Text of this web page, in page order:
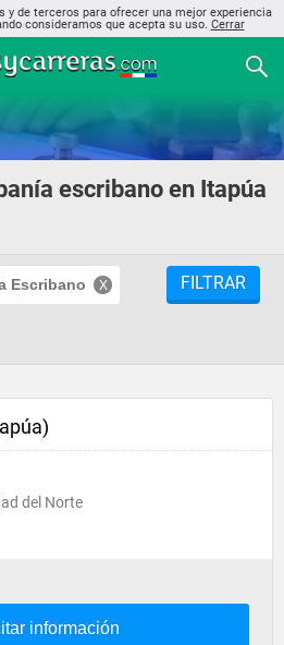
de terceros para ofrecer una mejor experiencia
consideramos que acepta su uso. Cerrar
escribano en Itapúa
Escribano FILTRAR
del Norte
información